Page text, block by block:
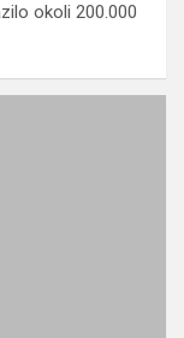
okoli 200.000